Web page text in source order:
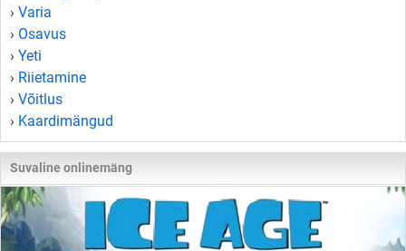
› Varia
› Osavus
› Yeti
› Riietamine
› Võitlus
› Kaardimängud
Suvaline onlinemäng